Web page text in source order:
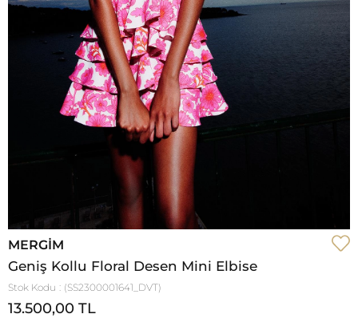
MERGIM
Geniş Kollu Floral Desen Mini Elbise
Stok Kodu (SS2300001641_DVT)
13.500,00 TL